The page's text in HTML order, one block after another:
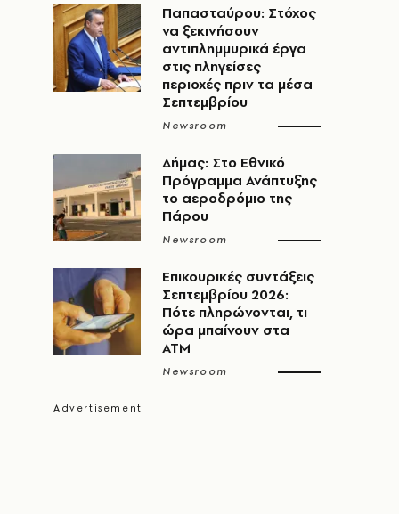
Παπασταύρου: Στόχος
να ξεκινήσουν
αντιπλημμυρικά έργα
στις πληγείσες
περιοχές πριν τα μέσα
Σεπτεμβρίου
Newsroom
Δήμας: Στο Εθνικό
Πρόγραμμα Ανάπτυξης
το αεροδρόμιο της
Πάρου
Newsroom
Επικουρικές συντάξεις
Σεπτεμβρίου 2026:
Πότε πληρώνονται, τι
ώρα μπαίνουν στα
ΑΤΜ
Newsroom